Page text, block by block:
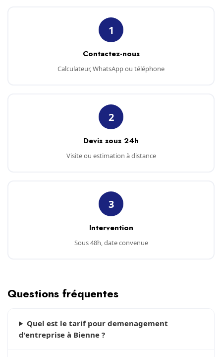
1
Contactez-nous
Calculateur, WhatsApp ou téléphone
2
Devis sous 24h
Visite ou estimation à distance
3
Intervention
Sous 48h, date convenue
Questions fréquentes
Quel est le tarif pour demenagement
d'entreprise à Bienne ?